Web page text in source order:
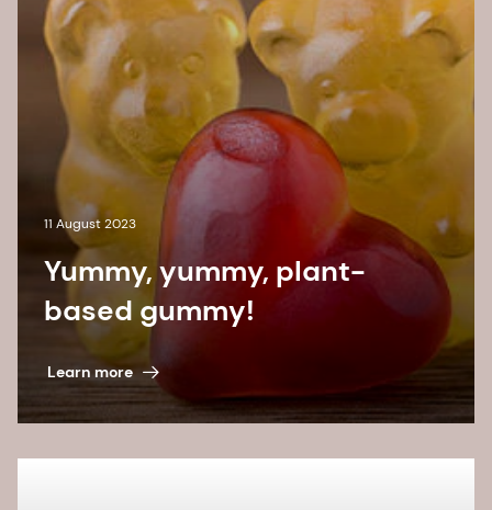
11 August 2023
Yummy, yummy, plant-
based gummy!
Learn more